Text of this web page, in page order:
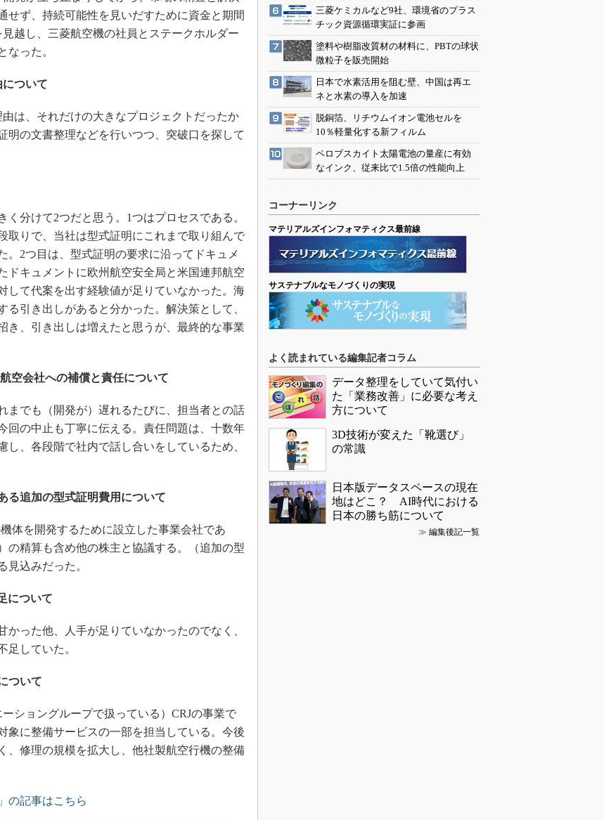
メイドインジャパン
植物工場
制御セキュリティ
新型コロナへの対応
せず、持続可能性を見いだすために資金と期間
越し、三菱航空機の社員とステークホルダー
なった。
ついて
は、それだけの大きなプロジェクトだったか
明の文書整理などを行いつつ、突破口を探して
分けて2つだと思う。1つはプロセスである。
取りで、当社は型式証明にこれまで取り組んで
。2つ目は、型式証明の要求に沿ってドキュメ
ドキュメントに欧州航空安全局と米国連邦航空
して代案を出す経験値が足りていなかった。海
引き出しがあると分かった。解決策として、
き、引き出しは増えたと思うが、最終的な事業
空会社への補償と責任について
でも（開発が）遅れるたびに、担当者との話
回の中止も丁寧に伝える。責任問題は、十数年
、各段階で社内で話し合いをしているため、
追加の型式証明費用について
体を開発するために設立した事業会社であ
の精算も含め他の株主と協議する。（追加の型
見込みだった。
について
った他、人手が足りていなかったのでなく、
足していた。
ついて
ショングループで扱っている）CRJの事業で
象に整備サービスの一部を担当している。今後
、修理の規模を拡大し、他社製航空行機の整備
の記事はこちら
三菱ケミカルなど9社、環境省のプラス
チック資源循環実証に参画
塗料や樹脂改質材の材料に、PBTの球状
微粒子を販売開始
日本で水素活用を阻む壁、中国は再エ
ネと水素の導入を加速
脱銅箔、リチウムイオン電池セルを
10％軽量化する新フィルム
ペロブスカイト太陽電池の量産に有効
なインク、従来比で1.5倍の性能向上
コーナーリンク
マテリアルズインフォマティクス最前線
サステナブルなモノづくりの実現
よく読まれている編集記者コラム
データ整理をしていて気付い
た「業務改善」に必要な考え
方について
3D技術が変えた「靴選び」
の常識
日本版データスペースの現在
地はどこ？ AI時代における
日本の勝ち筋について
≫ 編集後記一覧